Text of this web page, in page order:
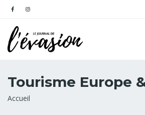
Tourisme Europe
Fil
Accueil